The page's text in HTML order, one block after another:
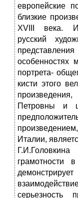
европейские
близкие
XVIII века.
русский
особенностях
портрета-
кисти этого
Петровны и
Италии,
грамотности
серьезность